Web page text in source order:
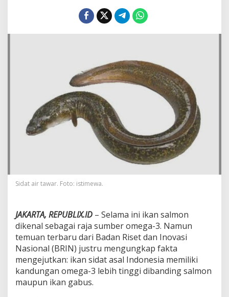
s
a
i
,
B
R
I
N
U
n
d
I
n
d
n
e
s
i
Sidat air tawar. Foto: istimewa.
JAKARTA, REPUBLIX.ID – Selama ini ikan salmon
dikenal sebagai raja sumber omega-3. Namun
temuan terbaru dari Badan Riset dan Inovasi
Nasional (BRIN) justru mengungkap fakta
mengejutkan: ikan sidat asal Indonesia memiliki
kandungan omega-3 lebih tinggi dibanding salmon
maupun ikan gabus.